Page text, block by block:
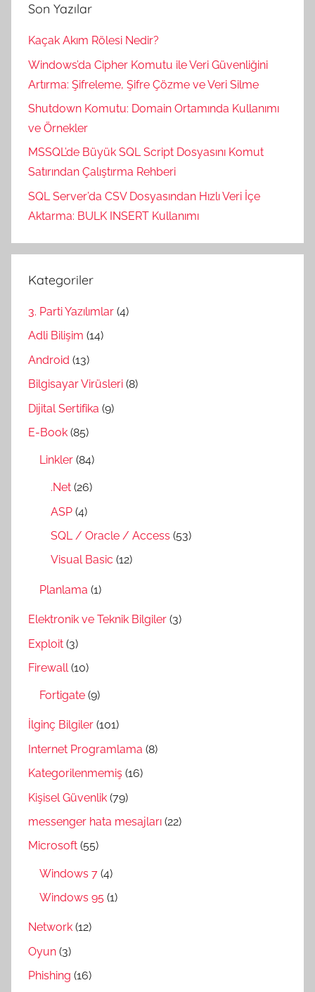
Son Yazılar
Kaçak Akım Rölesi Nedir?
Windows’da Cipher Komutu ile Veri Güvenliğini
Artırma: Şifreleme, Şifre Çözme ve Veri Silme
Shutdown Komutu: Domain Ortamında Kullanımı
ve Örnekler
MSSQL’de Büyük SQL Script Dosyasını Komut
Satırından Çalıştırma Rehberi
SQL Server’da CSV Dosyasından Hızlı Veri İçe
Aktarma: BULK INSERT Kullanımı
Kategoriler
3. Parti Yazılımlar (4)
Adli Bilişim (14)
Android (13)
Bilgisayar Virüsleri (8)
Dijital Sertifika (9)
E-Book (85)
Linkler (84)
.Net (26)
ASP (4)
SQL / Oracle / Access (53)
Visual Basic (12)
Planlama (1)
Elektronik ve Teknik Bilgiler (3)
Exploit (3)
Firewall(10)
Fortigate (9)
İlginç Bilgiler (101)
Internet Programlama (8)
Kategorilenmemiş (16)
Kişisel Güvenlik (79)
messenger hata mesajları (22)
Microsoft (55)
Windows 7 (4)
Windows 95 (1)
Network (12)
Oyun (3)
Phishing (16)